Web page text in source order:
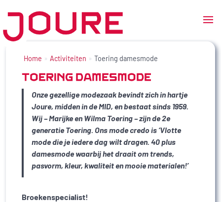
Ga
inhoud
Home Activiteiten Toering damesmode
TOERING DAMESMODE
Onze gezellige modezaak bevindt zich in hartje
Joure, midden in de MID, en bestaat sinds 1959.
Wij – Marijke en Wilma Toering – zijn de 2e
generatie Toering. Ons mode credo is ‘Vlotte
mode die je iedere dag wilt dragen. 40 plus
damesmode waarbij het draait om trends,
pasvorm, kleur, kwaliteit en mooie materialen!’
Broekenspecialist!